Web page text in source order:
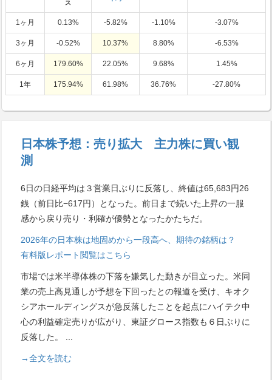
ス
1ヶ月 0.13% -5.82% -1.10% -3.07%
3ヶ月 -0.52% 10.37% 8.80% -6.53%
6ヶ月 179.60% 22.05% 9.68% 1.45%
1年 175.94% 61.98% 36.76% -27.80%
日本株予想：売り拡大 主力株に買い観
測
6日の日経平均は３営業日ぶりに反落し、終値は65,683円26
銭（前日比−617円）となった。前日まで続いた上昇の一服
感から戻り売り・利確が優勢となったかたちだ。
2026年の日本株は地固めから一段高へ、期待の銘柄は？
有料版レポート閲覧はこちら
市場では米半導体株の下落を嫌気した動きが目立った。米同
業の売上高見通しが予想を下回ったとの報道を受け、キオク
シアホールディングスが急反落したことを起点にハイテク中
心の利益確定売りが広がり、東証グロース指数も６日ぶりに
反落した。
...
→全文を読む